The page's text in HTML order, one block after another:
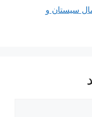
در شمال سیستان و